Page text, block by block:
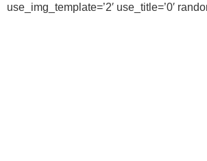
use_img_template=’2′ use_title=’0′